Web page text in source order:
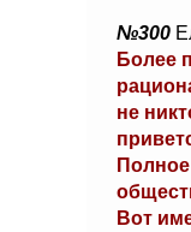
№300
Более
не
Вот